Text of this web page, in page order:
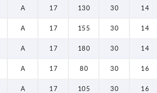
A 17 130 30 14
A 17 155 30 14
A 17 180 30 14
A 17 80 30 16
A 17 105 30 16